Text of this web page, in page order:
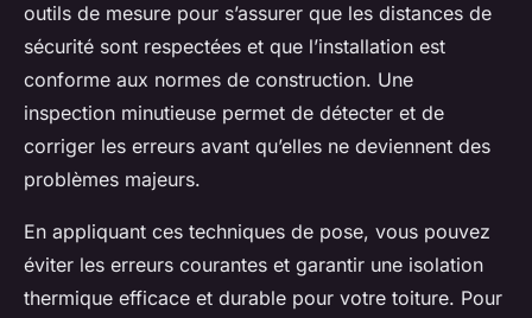
outils de mesure pour s’assurer que les distances de
sécurité sont respectées et que l’installation est
conforme aux normes de construction. Une
inspection minutieuse permet de détecter et de
corriger les erreurs avant qu’elles ne deviennent des
problèmes majeurs.
En appliquant ces techniques de pose, vous pouvez
éviter les erreurs courantes et garantir une isolation
thermique efficace et durable pour votre toiture. Pour